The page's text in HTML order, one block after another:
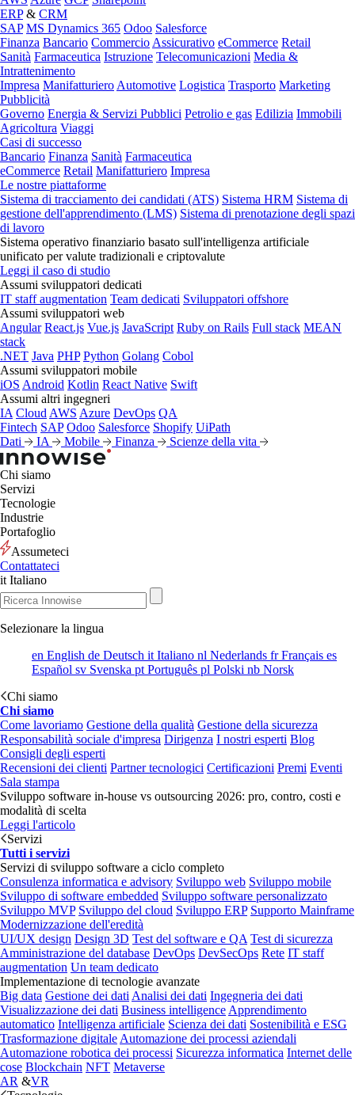
ERP& CRM
SAP MS Dynamics 365 Odoo Salesforce
Finanza Bancario Commercio Assicurativo eCommerce Retail
Sanità Farmaceutica Istruzione Telecomunicazioni Media &
Intrattenimento
Impresa Manifatturiero Automotive Logistica Trasporto Marketing
Pubblicità
Governo Energia & Servizi Pubblici Petrolio e gas Edilizia Immobili
Agricoltura Viaggi
Casi di successo
Bancario Finanza Sanità Farmaceutica
eCommerce Retail Manifatturiero Impresa
Le nostre piattaforme
Sistema di tracciamento dei candidati (ATS) Sistema HRM Sistema di
gestione dell'apprendimento (LMS) Sistema di prenotazione degli spazi
di lavoro
Sistema operativo finanziario basato sull'intelligenza artificiale
unificato per valute tradizionali e criptovalute
Leggi il caso di studio
Assumi sviluppatori dedicati
IT staff augmentation Team dedicati Sviluppatori offshore
Assumi sviluppatori web
Angular React.js Vue.js JavaScript Ruby on Rails Full stack MEAN
stack
.NET Java PHP Python Golang Cobol
Assumi sviluppatori mobile
iOS Android Kotlin React Native Swift
Assumi altri ingegneri
IA Cloud AWS Azure DevOps QA
Fintech SAP Odoo Salesforce Shopify UiPath
Dati
IA Mobile Finanza Scienze della vita
Chi siamo
Servizi
Tecnologie
Industrie
Portafoglio
Assumeteci
Contattateci
it Italiano
Selezionare la lingua
en English de Deutsch it Italiano nl Nederlands frFrançais es
Español sv Svenska pt Português pl Polski nb Norsk
Chi siamo
Chi siamo
Come lavoriamo Gestione della qualità Gestione della sicurezza
Responsabilità sociale d'impresa Dirigenza I nostri esperti Blog
Consigli degli esperti
Recensioni dei clienti Partner tecnologici Certificazioni Premi Eventi
Sala stampa
Sviluppo software in-house vs outsourcing 2026: pro, contro, costi e
modalità di scelta
Leggi l'articolo
Servizi
Tutti i servizi
Servizi di sviluppo software a ciclo completo
Consulenza informatica e advisory Sviluppo web Sviluppo mobile
Sviluppo di software embedded Sviluppo software personalizzato
Sviluppo MVP Sviluppo del cloud Sviluppo ERP Supporto Mainframe
Modernizzazione dell'eredità
UI/UX design Design 3D Test del software e QA Test di sicurezza
Amministrazione del database DevOps DevSecOps Rete IT staff
augmentation Un team dedicato
Implementazione di tecnologie avanzate
Big data Gestione dei dati Analisi dei dati Ingegneria dei dati
Visualizzazione dei dati Business intelligence Apprendimento
automatico Intelligenza artificiale Scienza dei dati Sostenibilità e ESG
Trasformazione digitale Automazione dei processi aziendali
Automazione robotica dei processi Sicurezza informatica Internet delle
cose Blockchain NFT Metaverse
AR &VR